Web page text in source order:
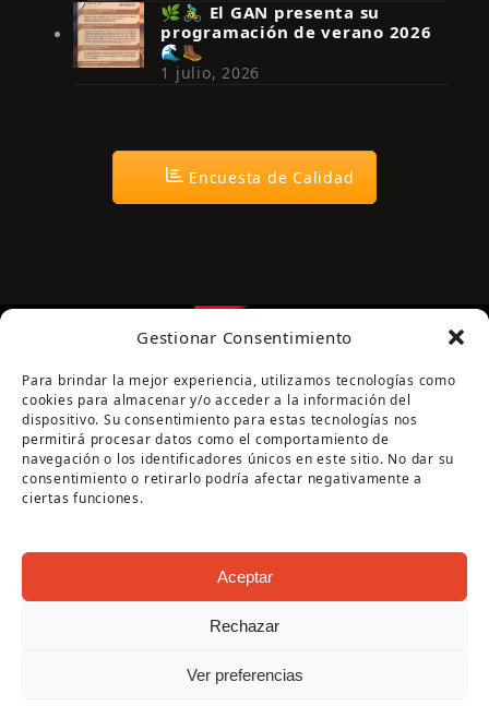
Gestionar Consentimiento
Para brindar la mejor experiencia, utilizamos tecnologías como
cookies para almacenar y/o acceder a la información del
dispositivo. Su consentimiento para estas tecnologías nos
permitirá procesar datos como el comportamiento de
navegación o los identificadores únicos en este sitio. No dar su
consentimiento o retirarlo podría afectar negativamente a
ciertas funciones.
Aceptar
Rechazar
Ver preferencias
🌿🚴‍♂️ El GAN presenta su
programación de verano 2026
🌊🥾
1 julio, 2026
Encuesta de Calidad
Página cofinanciada por la Diputación de Córdoba
Copyright Oficina de Turismo - Ayuntamiento de